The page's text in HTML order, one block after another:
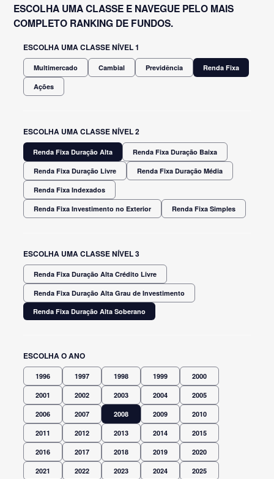
ESCOLHA UMA CLASSE E NAVEGUE PELO MAIS
COMPLETO RANKING DE FUNDOS.
ESCOLHA UMA CLASSE NÍVEL 1
Multimercado Cambial Previdência Renda Fixa
Ações
ESCOLHA UMA CLASSE NÍVEL 2
Renda Fixa Duração Alta Renda Fixa Duração Baixa
Renda Fixa Duração Livre Renda Fixa Duração Média
Renda Fixa Indexados
Renda Fixa Investimento no Exterior Renda Fixa Simples
ESCOLHA UMA CLASSE NÍVEL 3
Renda Fixa Duração Alta Crédito Livre
Renda Fixa Duração Alta Grau de Investimento
Renda Fixa Duração Alta Soberano
ESCOLHA O ANO
1996 1997 1998 1999 2000
2001 2002 2003 2004 2005
2006 2007 2008 2009 2010
2011 2012 2013 2014 2015
2016 2017 2018 2019 2020
2021 2022 2023 2024 2025